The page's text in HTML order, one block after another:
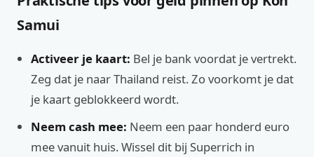
Samui
Activeer je kaart: Bel je bank voordat je vertrekt.
Zeg dat je naar Thailand reist. Zo voorkomt je dat
je kaart geblokkeerd wordt.
Neem cash mee: Neem een paar honderd euro
mee vanuit huis. Wissel dit bij Superrich in